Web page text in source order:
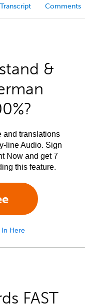
Comments
&
and translations
line Audio. Sign
Now and get 7
this feature.
In Here
FAST